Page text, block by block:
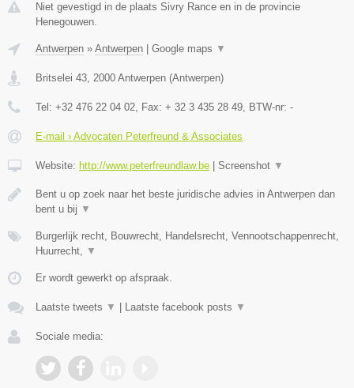
Niet gevestigd in de plaats Sivry Rance en in de provincie
Henegouwen.
Antwerpen » Antwerpen Google maps ▼
Britselei 43, 2000 Antwerpen (Antwerpen)
Tel: +32 476 22 04 02, Fax: + 32 3 435 28 49, BTW-nr: -
E-mail › Advocaten Peterfreund & Associates
Website: http://www.peterfreundlaw.be Screenshot ▼
Bent u op zoek naar het beste juridische advies in Antwerpen dan
bent u bij ▼
Burgerlijk recht, Bouwrecht, Handelsrecht, Vennootschappenrecht,
Huurrecht, ▼
Er wordt gewerkt op afspraak.
Laatste tweets ▼ Laatste facebook posts ▼
Sociale media: